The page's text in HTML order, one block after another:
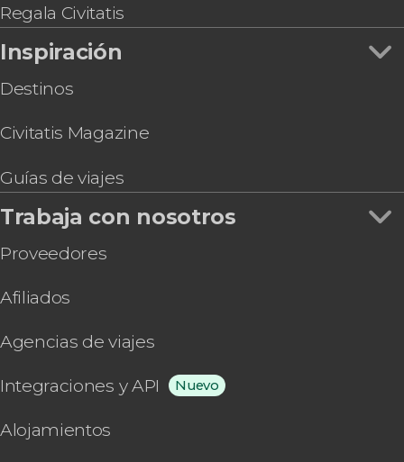
Regala Civitatis
Inspiración
Destinos
Civitatis Magazine
Guías de viajes
Trabaja con nosotros
Proveedores
Afiliados
Agencias de viajes
Integraciones y API Nuevo
Alojamientos